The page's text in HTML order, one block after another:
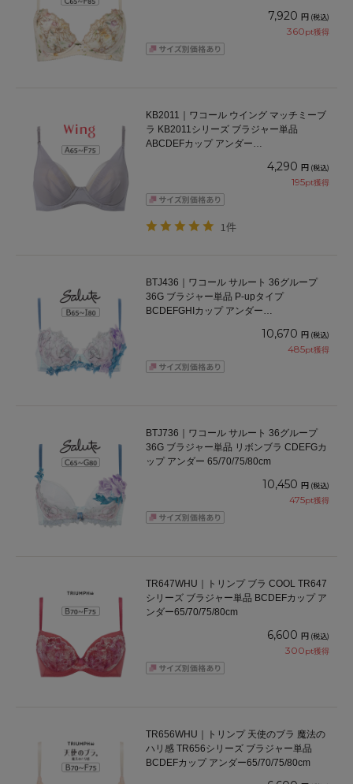
7,920 円 (税込)
360pt獲得
KB2011｜ワコール ウイング マッチミーブ
ラ KB2011シリーズ ブラジャー単品
ABCDEFカップ アンダー
4,290 円 (税込)
195pt獲得
1件
BTJ436｜ワコール サルート 36グループ
36G ブラジャー単品 P-upタイプ
BCDEFGHIカップ アンダー
10,670 円 (税込)
485pt獲得
BTJ736｜ワコール サルート 36グループ
36G ブラジャー単品 リボンブラ CDEFGカ
ップ アンダー 65/70/75/80cm
10,450 円 (税込)
475pt獲得
TR647WHU｜トリンプ ブラ COOL TR647
シリーズ ブラジャー単品 BCDEFカップ ア
ンダー65/70/75/80cm
6,600 円 (税込)
300pt獲得
TR656WHU｜トリンプ 天使のブラ 魔法の
ハリ感 TR656シリーズ ブラジャー単品
BCDEFカップ アンダー65/70/75/80cm